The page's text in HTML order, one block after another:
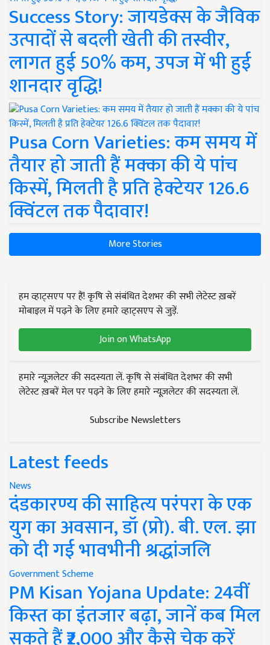
Success Story: जायडेक्स के जैविक
उत्पादों से बदली खेती की तस्वीर,
लागत हुई 50% कम, उपज में भी हुई
शानदार वृद्धि!
Pusa Corn Varieties: कम समय में
तैयार हो जाती हैं मक्का की ये पांच
किस्में, मिलती है प्रति हेक्टेयर 126.6
क्विंटल तक पैदावार!
More Stories
हम व्हाट्सएप पर हैं! कृषि से संबंधित देशभर की सभी लेटेस्ट ख़बरें
मोबाइल में पढ़ने के लिए हमारे व्हाट्सएप से जुड़ें.
Join on WhatsApp
हमारे न्यूज़लेटर की सदस्यता लें. कृषि से संबंधित देशभर की सभी
लेटेस्ट ख़बरें मेल पर पढ़ने के लिए हमारे न्यूज़लेटर की सदस्यता लें.
Subscribe Newsletters
Latest feeds
News
दंडकारण्य की साहित्य परंपरा के एक
युग का अवसान, डॉ (प्रो). बी. एल. झा
को दी गई भावभीनी श्रद्धांजलि
Government Scheme
PM Kisan Yojana Update: 24वीं
किस्त का इंतजार बढ़ा, जानें कब मिल
सकते हैं ₹2,000 और कैसे चेक करें